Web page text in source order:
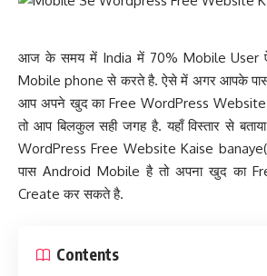
आज के समय में India में 70% Mobile User
Mobile phone से करते है. ऐसे में अगर आपके
आप अपने खुद का Free WordPress Website
तो आप बिलकुल सही जगह है. यहाँ विस्तार से
WordPress Free Website Kaise
पास Android Mobile है तो अपना खुद का
Create कर सकते है.
Contents